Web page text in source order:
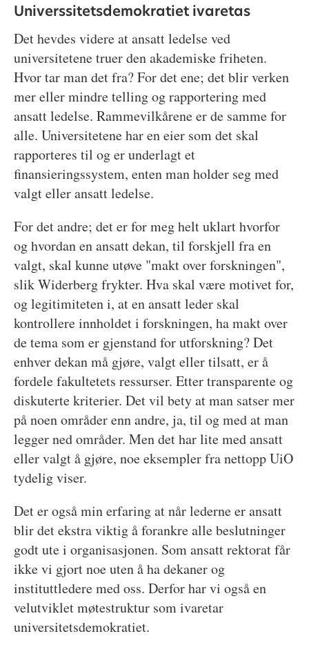
Universsitetsdemokratiet ivaretas
Det hevdes videre at ansatt ledelse ved
universitetene truer den akademiske friheten.
Hvor tar man det fra? For det ene; det blir verken
mer eller mindre telling og rapportering med
ansatt ledelse. Rammevilkårene er de samme for
alle. Universitetene har en eier som det skal
rapporteres til og er underlagt et
finansieringssystem, enten man holder seg med
valgt eller ansatt ledelse.
For det andre; det er for meg helt uklart hvorfor
og hvordan en ansatt dekan, til forskjell fra en
valgt, skal kunne utøve "makt over forskningen",
slik Widerberg frykter. Hva skal være motivet for,
og legitimiteten i, at en ansatt leder skal
kontrollere innholdet i forskningen, ha makt over
de tema som er gjenstand for utforskning? Det
enhver dekan må gjøre, valgt eller tilsatt, er å
fordele fakultetets ressurser. Etter transparente og
diskuterte kriterier. Det vil bety at man satser mer
på noen områder enn andre, ja, til og med at man
legger ned områder. Men det har lite med ansatt
eller valgt å gjøre, noe eksempler fra nettopp UiO
tydelig viser.
Det er også min erfaring at når lederne er ansatt
blir det ekstra viktig å forankre alle beslutninger
godt ute i organisasjonen. Som ansatt rektorat får
ikke vi gjort noe uten å ha dekaner og
instituttledere med oss. Derfor har vi også en
velutviklet møtestruktur som ivaretar
universitetsdemokratiet.